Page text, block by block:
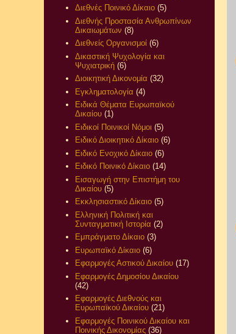
Διεθνές Ποινικό Δίκαιο (5)
Διεθνής Προστασία Ανθρωπίνων
Δικαιωμάτων (8)
Διεθνείς Οργανισμοί (6)
Δικαστική Ψυχολογία και
Ψυχιατρική (6)
Διοικητική Δικονομία (32)
Εγκληματολογία (4)
Ειδικά Θέματα Ευρωπαϊκού
Δικαίου (1)
Ειδικοί Ποινικοί Νόμοι (5)
Ειδικό Διοικητικό Δίκαιο (6)
Ειδικό Ενοχικό Δίκαιο (6)
Ειδικό Ποινικό Δίκαιο (14)
Εισαγωγή στην Επιστήμη του
Δικαίου (5)
Εκκλησιαστικό Δίκαιο (5)
Ελληνική Πολιτική και
Συνταγματική Ιστορία (2)
Εμπράγματο Δίκαιο (3)
Ευρωπαϊκό Δίκαιο (6)
Εφαρμογές Αστικού Δικαίου (17)
Εφαρμογές Δημοσίου Δικαίου
(42)
Εφαρμογές Διεθνούς και
Ευρωπαϊκού Δικαίου (21)
Εφαρμογές Ποινικού Δικαίου και
Ποινικής Δικονομίας (36)